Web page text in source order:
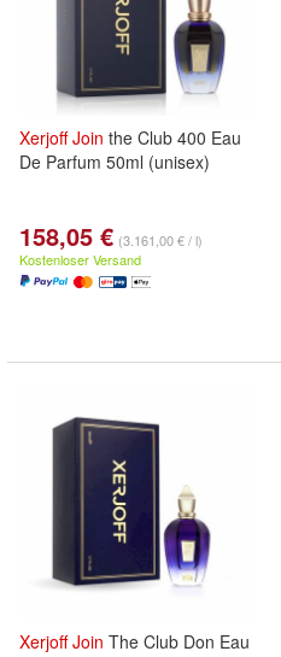
Xerjoff Join the Club 400 Eau
De Parfum 50ml (unisex)
158,05 € (3.161,00 € / l)
Kostenloser Versand
Xerjoff Join The Club Don Eau